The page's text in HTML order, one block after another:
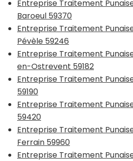
Entreprise Traitement
Baroeul 59370
Entreprise Traitement
Pévèle 59246
Entreprise Traitement
en-Ostrevent 59182
Entreprise Traitement
59190
Entreprise Traitement
59420
Entreprise Traitement
Ferrain 59960
Entreprise Traitement